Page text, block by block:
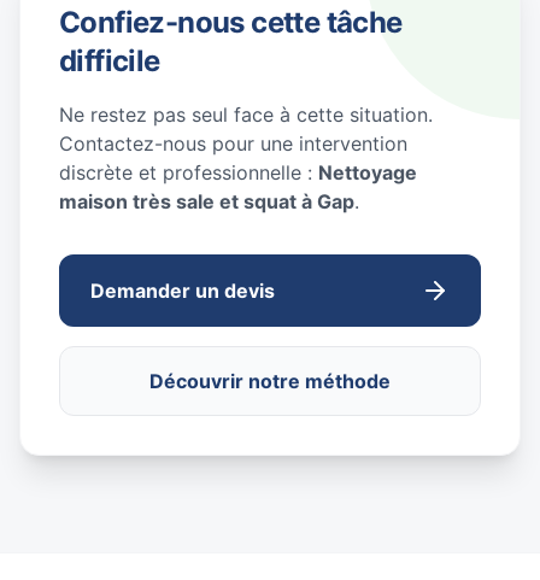
Confiez-nous cette tâche
difficile
Ne restez pas seul face à cette situation.
Contactez-nous pour une intervention
discrète et professionnelle : Nettoyage
maison très sale et squat à Gap.
Demander un devis
Découvrir notre méthode